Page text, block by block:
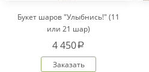
Букет шаров "Улыбнись!" (11
или 21 шар)
4 450a
Заказать